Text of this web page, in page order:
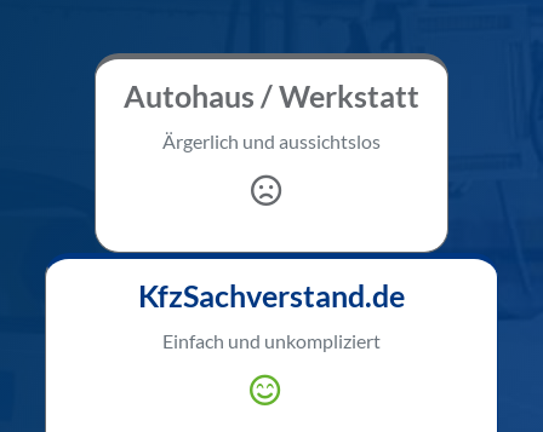
Autohaus / Werkstatt
Ärgerlich und aussichtslos
KfzSachverstand.de
Einfach und unkompliziert